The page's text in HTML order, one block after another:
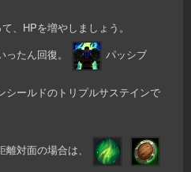
、HPを増やしましょう。
たん回復。
パッシブ
シールドのトリプルサステインで
対面の場合は、